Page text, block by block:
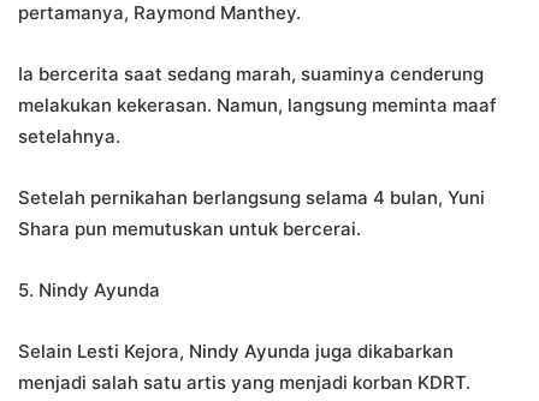
pertamanya, Raymond Manthey.
Ia bercerita saat sedang marah, suaminya cenderung
melakukan kekerasan. Namun, langsung meminta maaf
setelahnya.
Setelah pernikahan berlangsung selama 4 bulan, Yuni
Shara pun memutuskan untuk bercerai.
5. Nindy Ayunda
Selain Lesti Kejora, Nindy Ayunda juga dikabarkan
menjadi salah satu artis yang menjadi korban KDRT.